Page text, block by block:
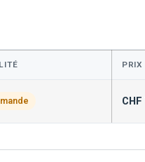
PRIX
CHF